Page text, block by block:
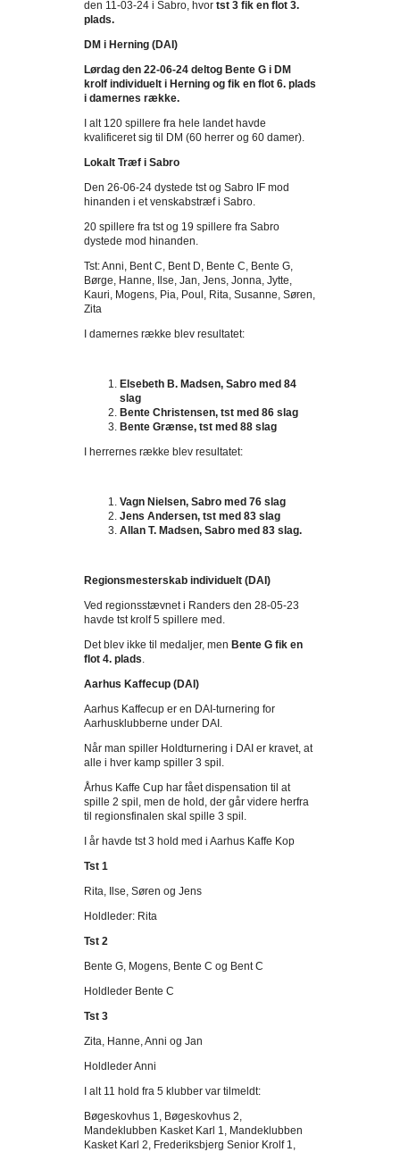
den 11-03-24 i Sabro, hvor tst 3 fik en flot 3.
plads.
DM i Herning (DAI)
Lørdag den 22-06-24 deltog Bente G i DM
krolf individuelt i Herning og fik en flot 6. plads
i damernes række.
I alt 120 spillere fra hele landet havde
kvalificeret sig til DM (60 herrer og 60 damer).
Lokalt Træf i Sabro
Den 26-06-24 dystede tst og Sabro IF mod
hinanden i et venskabstræf i Sabro.
20 spillere fra tst og 19 spillere fra Sabro
dystede mod hinanden.
Tst: Anni, Bent C, Bent D, Bente C, Bente G,
Børge, Hanne, Ilse, Jan, Jens, Jonna, Jytte,
Kauri, Mogens, Pia, Poul, Rita, Susanne, Søren,
Zita
I damernes række blev resultatet:
Elsebeth B. Madsen, Sabro med 84
slag
Bente Christensen, tst med 86 slag
Bente Grænse, tst med 88 slag
I herrernes række blev resultatet:
Vagn Nielsen, Sabro med 76 slag
Jens Andersen, tst med 83 slag
Allan T. Madsen, Sabro med 83 slag.
Regionsmesterskab individuelt (DAI)
Ved regionsstævnet i Randers den 28-05-23
havde tst krolf 5 spillere med.
Det blev ikke til medaljer, men Bente G fik en
flot 4. plads.
Aarhus Kaffecup (DAI)
Aarhus Kaffecup er en DAI-turnering for
Aarhusklubberne under DAI.
Når man spiller Holdturnering i DAI er kravet, at
alle i hver kamp spiller 3 spil.
Århus Kaffe Cup har fået dispensation til at
spille 2 spil, men de hold, der går videre herfra
til regionsfinalen skal spille 3 spil.
I år havde tst 3 hold med i Aarhus Kaffe Kop
Tst 1
Rita, Ilse, Søren og Jens
Holdleder: Rita
Tst 2
Bente G, Mogens, Bente C og Bent C
Holdleder Bente C
Tst 3
Zita, Hanne, Anni og Jan
Holdleder Anni
I alt 11 hold fra 5 klubber var tilmeldt:
Bøgeskovhus 1, Bøgeskovhus 2,
Mandeklubben Kasket Karl 1, Mandeklubben
Kasket Karl 2, Frederiksbjerg Senior Krolf 1,